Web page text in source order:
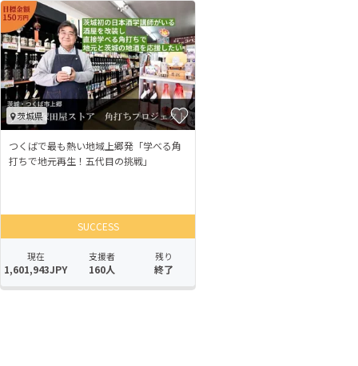
茨城県
つくばで最も熱い地域上郷発「学べる角
打ちで地元再生！五代目の挑戦」
SUCCESS
現在
1,601,943JPY
支援者
160人
残り
終了